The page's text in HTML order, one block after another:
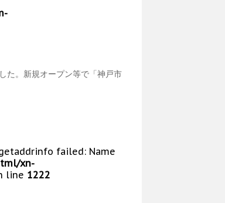
た。新規オープン等で「神戸市
failed: Name
xn-
line 1222